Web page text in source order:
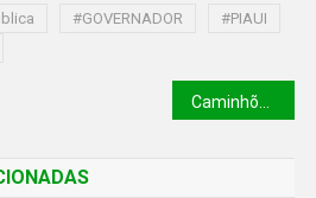
#GOVERNADOR
#PIAUI